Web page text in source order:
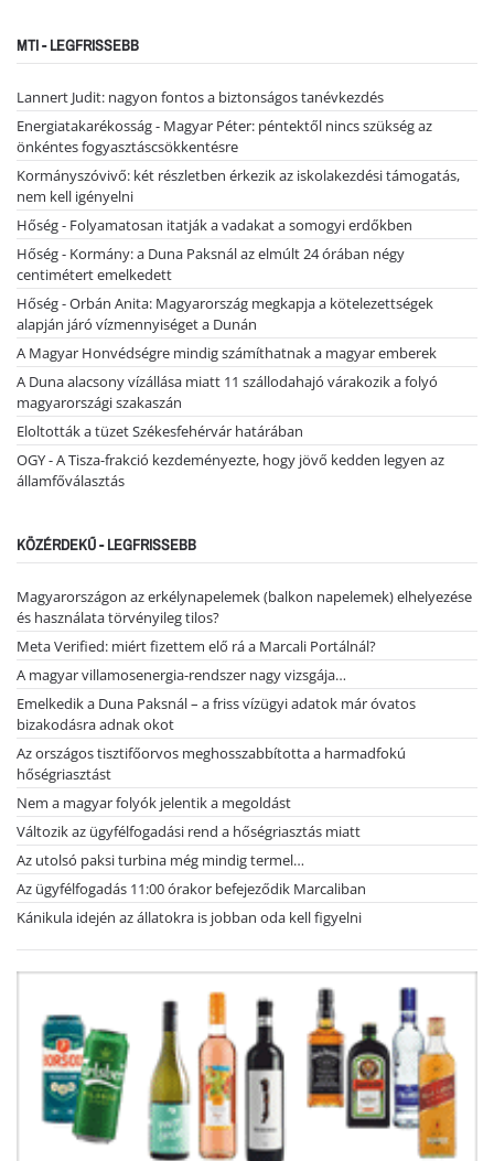
MTI - LEGFRISSEBB
Lannert Judit: nagyon fontos a biztonságos tanévkezdés
Energiatakarékosság - Magyar Péter: péntektől nincs szükség az
önkéntes fogyasztáscsökkentésre
Kormányszóvivő: két részletben érkezik az iskolakezdési támogatás,
nem kell igényelni
Hőség - Folyamatosan itatják a vadakat a somogyi erdőkben
Hőség - Kormány: a Duna Paksnál az elmúlt 24 órában négy
centimétert emelkedett
Hőség - Orbán Anita: Magyarország megkapja a kötelezettségek
alapján járó vízmennyiséget a Dunán
A Magyar Honvédségre mindig számíthatnak a magyar emberek
A Duna alacsony vízállása miatt 11 szállodahajó várakozik a folyó
magyarországi szakaszán
Eloltották a tüzet Székesfehérvár határában
OGY - A Tisza-frakció kezdeményezte, hogy jövő kedden legyen az
államfőválasztás
KÖZÉRDEKŰ - LEGFRISSEBB
Magyarországon az erkélynapelemek (balkon napelemek) elhelyezése
és használata törvényileg tilos?
Meta Verified: miért fizettem elő rá a Marcali Portálnál?
A magyar villamosenergia-rendszer nagy vizsgája…
Emelkedik a Duna Paksnál – a friss vízügyi adatok már óvatos
bizakodásra adnak okot
Az országos tisztifőorvos meghosszabbította a harmadfokú
hőségriasztást
Nem a magyar folyók jelentik a megoldást
Változik az ügyfélfogadási rend a hőségriasztás miatt
Az utolsó paksi turbina még mindig termel…
Az ügyfélfogadás 11:00 órakor befejeződik Marcaliban
Kánikula idején az állatokra is jobban oda kell figyelni